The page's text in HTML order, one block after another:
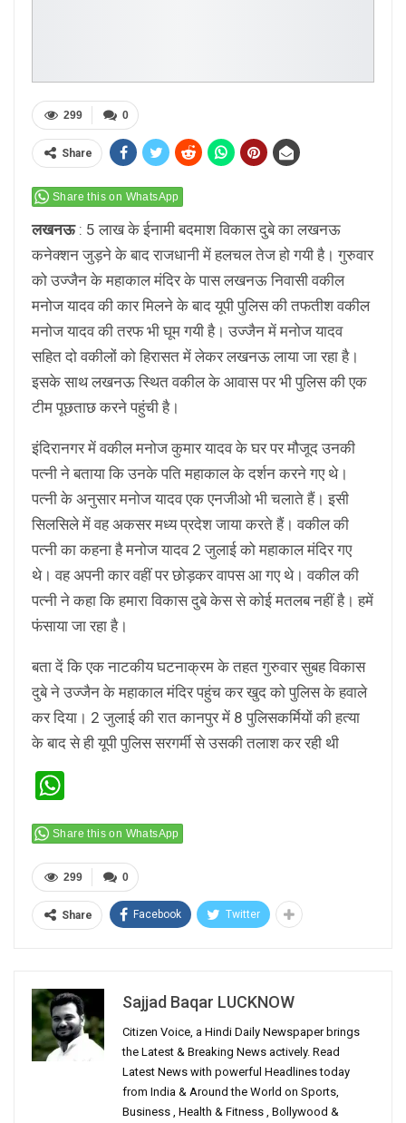
0
299
Share
Share this on WhatsApp
लखनऊ: 5 लाख के ईनामी बदमाश विकास दुबे का लखनऊ
कनेक्शन जुड़ने के बाद राजधानी में हलचल तेज हो गयी है। गुरुवार
को उज्जैन के महाकाल मंदिर के पास लखनऊ निवासी वकील
मनोज यादव की कार मिलने के बाद यूपी पुलिस की तफतीश वकील
मनोज यादव की तरफ भी घूम गयी है। उज्जैन में मनोज यादव
सहित दो वकीलों को हिरासत में लेकर लखनऊ लाया जा रहा है।
इसके साथ लखनऊ स्थित वकील के आवास पर भी पुलिस की एक
टीम पूछताछ करने पहुंची है।
इंदिरानगर में वकील मनोज कुमार यादव के घर पर मौजूद उनकी
पत्नी ने बताया कि उनके पति महाकाल के दर्शन करने गए थे।
पत्नी के अनुसार मनोज यादव एक एनजीओ भी चलाते हैं। इसी
सिलसिले में वह अकसर मध्य प्रदेश जाया करते हैं। वकील की
पत्नी का कहना है मनोज यादव 2 जुलाई को महाकाल मंदिर गए
थे। वह अपनी कार वहीं पर छोड़कर वापस आ गए थे। वकील की
पत्नी ने कहा कि हमारा विकास दुबे केस से कोई मतलब नहीं है। हमें
फंसाया जा रहा है।
बता दें कि एक नाटकीय घटनाक्रम के तहत गुरुवार सुबह विकास
दुबे ने उज्जैन के महाकाल मंदिर पहुंच कर खुद को पुलिस के हवाले
कर दिया। 2 जुलाई की रात कानपुर में 8 पुलिसकर्मियों की हत्या
के बाद से ही यूपी पुलिस सरगर्मी से उसकी तलाश कर रही थी
Share this on WhatsApp
0
299
Share Facebook Twitter
Sajjad Baqar LUCKNOW
Citizen Voice, a Hindi Daily Newspaper brings
the Latest & Breaking News actively. Read
Latest News with powerful Headlines today
from India & Around the World on Sports,
Business , Health & Fitness , Bollywood &